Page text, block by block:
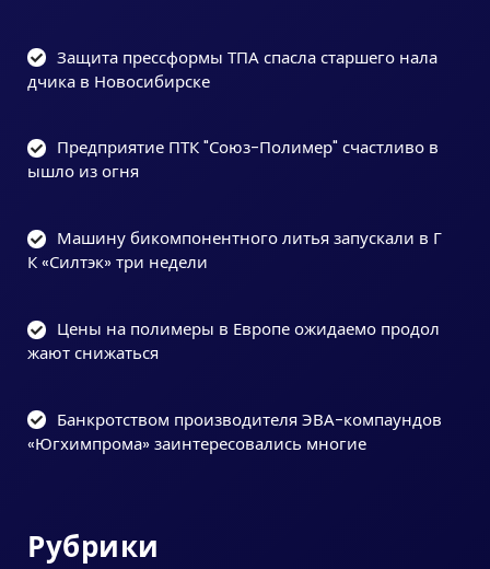
Защита прессформы ТПА спасла старшего нала
дчика в Новосибирске
Предприятие ПТК "Союз-Полимер" счастливо в
ышло из огня
Машину бикомпонентного литья запускали в Г
К «Силтэк» три недели
Цены на полимеры в Европе ожидаемо продол
жают снижаться
Банкротством производителя ЭВА-компаундов
«Югхимпрома» заинтересовались многие
Рубрики